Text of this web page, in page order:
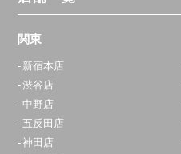
関東
新宿本店
渋谷店
中野店
五反田店
神田店